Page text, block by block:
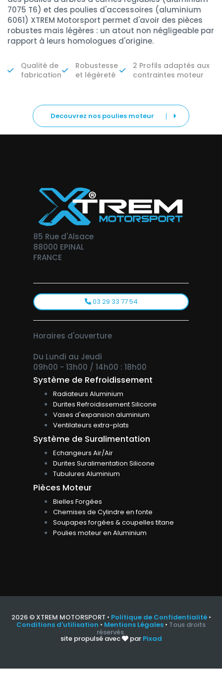
7075 T6) et des poulies d'accessoires (aluminium
6061) XTREM Motorsport permet d'avoir des pièces
robustes mais légères : un atout non négligeable par
rapport à leurs homologues d'origine.
Qualité de
fabrication
Robustesse
et légèreté
2 Profils adaptés aux
contraintes moteur
Decouvrez nos poulies moteur
85 Rue d'Alsace
88000 EPINAL
FRANCE
03 29 33 77 54
Horaires d'ouverture
Du Lundi au Jeudi
09h00 - 13h00 / 14h00 : 18h00
Système de Refroidissement
Radiateurs Aluminium
Durites Refroidissement Silicone
Vases d'expansion aluminium
Ventilateurs extra-plats
Système de Suralimentation
Echangeurs Air/Air
Durites Suralimentation Silicone
Tubulures Aluminium
Pièces Moteur
Bielles Forgées
Chemises de Cylindre en fonte
Soupapes forgées & coupelles titane
Poulies moteur en Aluminium
2026 © XTREM MOTORSPORT • Politique de Confidentialité•
Conditions d'utilisation • Mentions Légales • Tous droits
réservés.
site propulsé avec par Pixad